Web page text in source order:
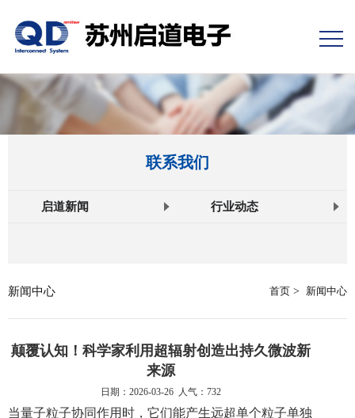
联系我们
启道新闻 行业动态
新闻中心 首页 > 新闻中心
颠覆认知！科学家利用超辐射创造出持久微波新
来源
日期：2026-03-26 人气：732
当量子粒子协同作用时，它们能产生远超单个粒子单独